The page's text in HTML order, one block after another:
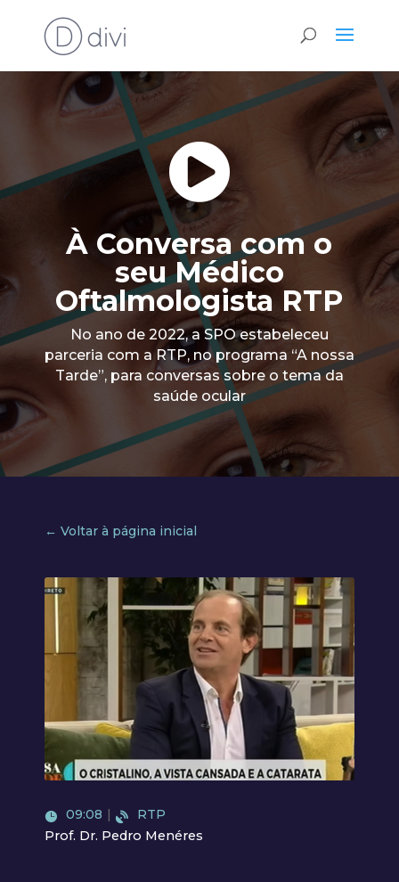

À Conversa com o
seu Médico
Oftalmologista RTP
No ano de 2022, a SPO estabeleceu
parceria com a RTP, no programa “A nossa
Tarde”, para conversas sobre o tema da
saúde ocular
← Voltar à página inicial
Video
09:08 |
RTP
Prof. Dr. Pedro Menéres